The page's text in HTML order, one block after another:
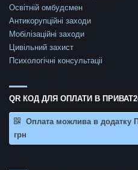
Освітній омбудсмен
Антикорупційні заходи
Мобілізаційні заходи
Цивільний захист
Психологічні консультаціі
QR КОД ДЛЯ ОПЛАТИ В
Оплата можлива в додатку
грн